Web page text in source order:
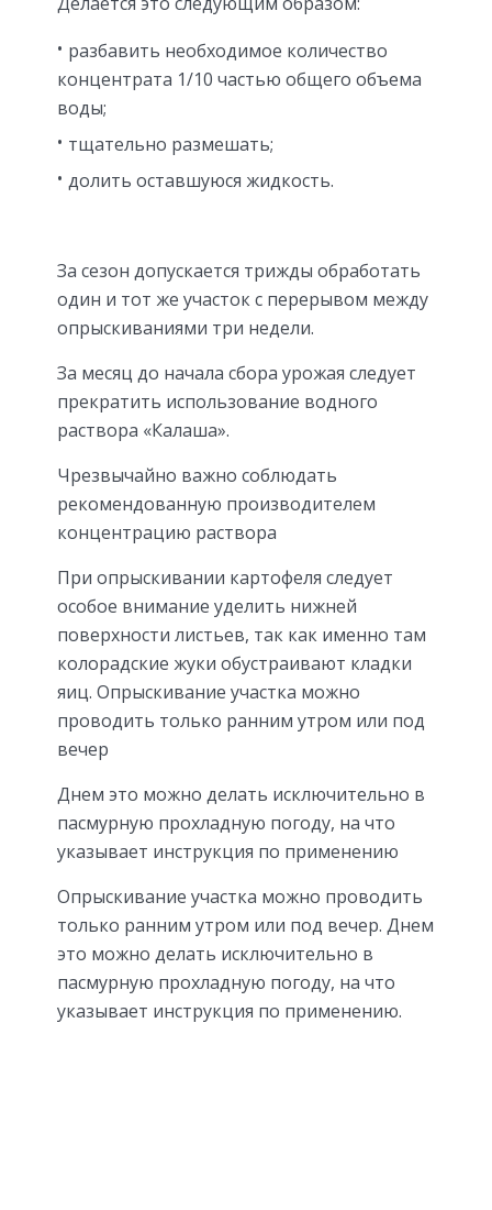
разбавить необходимое количество
концентрата 1/10 частью общего объема
воды;
тщательно размешать;
долить оставшуюся жидкость.
За сезон допускается трижды обработать
один и тот же участок с перерывом между
опрыскиваниями три недели.
За месяц до начала сбора урожая следует
прекратить использование водного
раствора «Калаша».
Чрезвычайно важно соблюдать
рекомендованную производителем
концентрацию раствора
При опрыскивании картофеля следует
особое внимание уделить нижней
поверхности листьев, так как именно там
колорадские жуки обустраивают кладки
яиц. Опрыскивание участка можно
проводить только ранним утром или под
вечер
Днем это можно делать исключительно в
пасмурную прохладную погоду, на что
указывает инструкция по применению
Опрыскивание участка можно проводить
только ранним утром или под вечер. Днем
это можно делать исключительно в
пасмурную прохладную погоду, на что
указывает инструкция по применению.